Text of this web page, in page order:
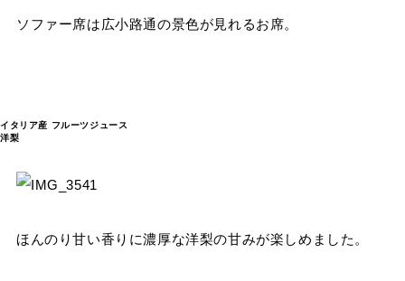
ソファー席は広小路通の景色が見れるお席。
イタリア産 フルーツジュース
洋梨
ほんのり甘い香りに濃厚な洋梨の甘みが楽しめました。